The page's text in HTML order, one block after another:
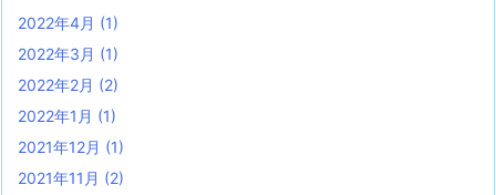
2022年4月 (1)
2022年3月 (1)
2022年2月 (2)
2022年1月 (1)
2021年12月 (1)
2021年11月 (2)